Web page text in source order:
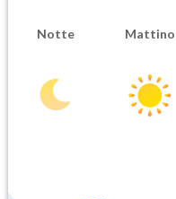
Notte Mattino